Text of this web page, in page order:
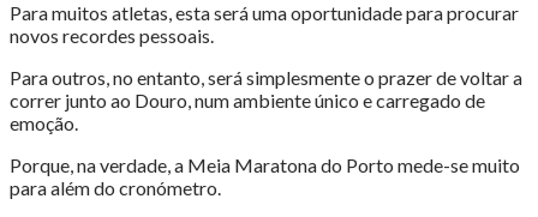
Para muitos atletas, esta será uma oportunidade para procurar
novos recordes pessoais.
Para outros, no entanto, será simplesmente o prazer de voltar a
correr junto ao Douro, num ambiente único e carregado de
emoção.
Porque, na verdade, a Meia Maratona do Porto mede-se muito
para além do cronómetro.